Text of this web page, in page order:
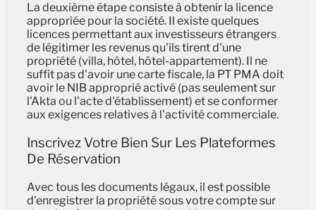
La deuxième étape consiste à obtenir la licence
appropriée pour la société. Il existe quelques
licences permettant aux investisseurs étrangers
de légitimer les revenus qu'ils tirent d'une
propriété (villa, hôtel, hôtel-appartement). Il ne
suffit pas d'avoir une carte fiscale, la PT PMA doit
avoir le NIB approprié activé (pas seulement sur
l'Akta ou l'acte d'établissement) et se conformer
aux exigences relatives à l'activité commerciale.
Inscrivez Votre Bien Sur Les Plateformes
De Réservation
Avec tous les documents légaux, il est possible
d'enregistrer la propriété sous votre compte sur